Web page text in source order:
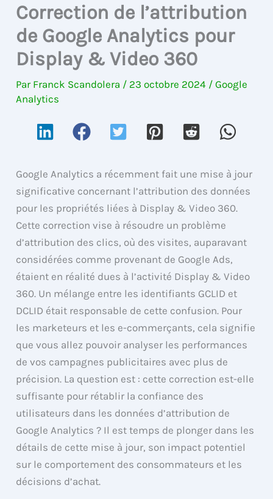
Correction de l’attribution
de Google Analytics pour
Display & Video 360
Par Franck Scandolera / 23 octobre 2024 /Google
Analytics
Google Analytics a récemment fait une mise à jour
significative concernant l’attribution des données
pour les propriétés liées à Display & Video 360.
Cette correction vise à résoudre un problème
d’attribution des clics, où des visites, auparavant
considérées comme provenant de Google Ads,
étaient en réalité dues à l’activité Display & Video
360. Un mélange entre les identifiants GCLID et
DCLID était responsable de cette confusion. Pour
les marketeurs et les e-commerçants, cela signifie
que vous allez pouvoir analyser les performances
de vos campagnes publicitaires avec plus de
précision. La question est : cette correction est-elle
suffisante pour rétablir la confiance des
utilisateurs dans les données d’attribution de
Google Analytics ? Il est temps de plonger dans les
détails de cette mise à jour, son impact potentiel
sur le comportement des consommateurs et les
décisions d’achat.